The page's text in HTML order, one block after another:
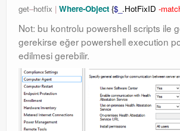
get–hotfix | Where-Object {$_ .HotFixID -
Not: bu kontrolu powershell scripts ile
gerekirse eğer powershell execution
edilmesi gerebilir.